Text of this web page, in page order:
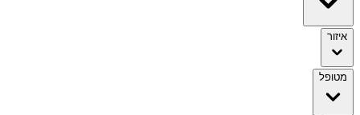
איזור
מטופל